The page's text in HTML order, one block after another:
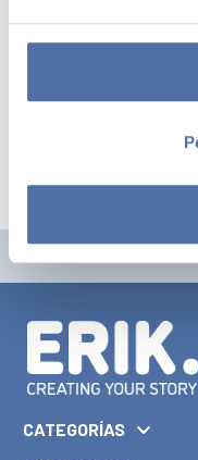
automática accionado
está fabricado en PVC.
Incluye funda protectora.
abierto: 100 cm de
CATEGORÍAS